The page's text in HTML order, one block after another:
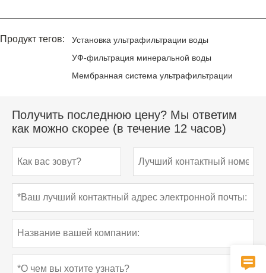
Продукт тегов:
Установка ультрафильтрации воды
УФ-фильтрация минеральной воды
Мембранная система ультрафильтрации
Получить последнюю цену? Мы ответим
как можно скорее (в течение 12 часов)
